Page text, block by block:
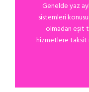
Genelde yaz
sistemleri
olmadan eşit
hizmetlere taksit